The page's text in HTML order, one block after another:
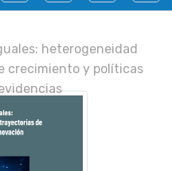
heterogeneidad
crecimiento y políticas